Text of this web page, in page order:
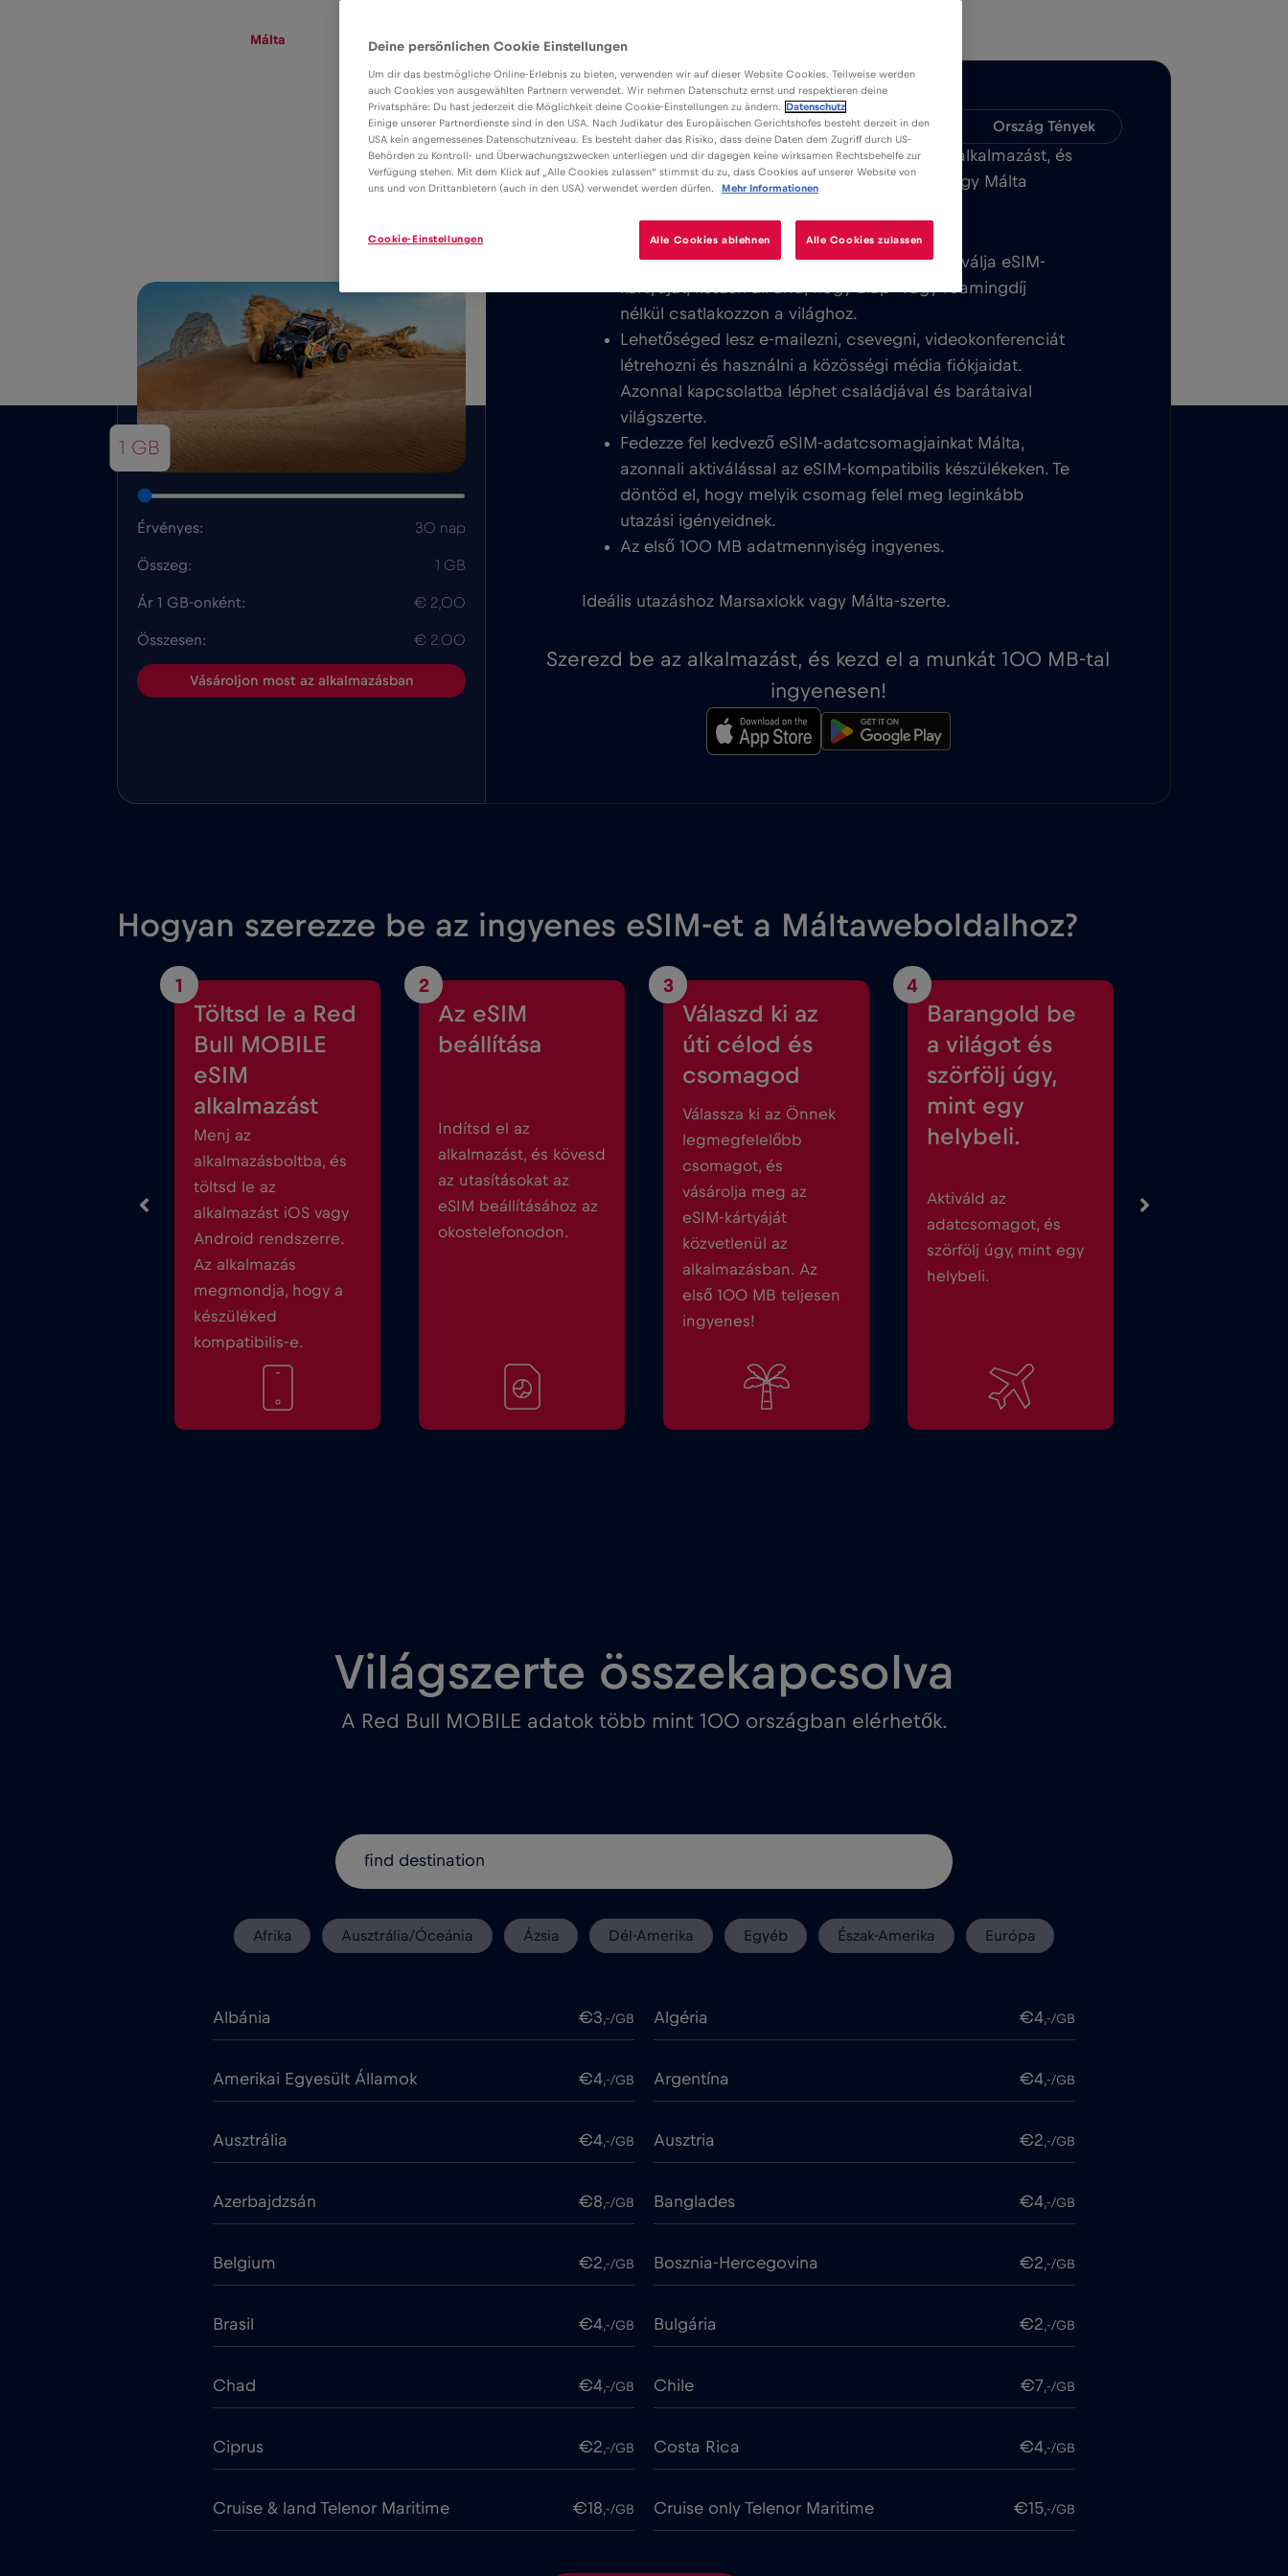
Málta
2€/GB
1 GB
Érvényes: 30 nap
Összeg: 1 GB
Ár 1 GB-onként: € 2,00
Összesen: € 2.00
Vásároljon most az alkalmazásban
Előnyök Leírás Kompatibilitás Ország Tények
Töltse le a könnyen telepíthető Red Bull MOBILE alkalmazást, és
élvezze a korlátlan mobilinternetet Marsaxlokk vagy Málta
Soha nem számítunk fel alapdíjat. Amint aktiválja eSIM-
kártyáját, készen áll arra, hogy alap- vagy roamingdíj
nélkül csatlakozzon a világhoz.
Lehetőséged lesz e-mailezni, csevegni, videokonferenciát
létrehozni és használni a közösségi média fiókjaidat.
Azonnal kapcsolatba léphet családjával és barátaival
világszerte.
Fedezze fel kedvező eSIM-adatcsomagjainkat Málta,
azonnali aktiválással az eSIM-kompatibilis készülékeken. Te
döntöd el, hogy melyik csomag felel meg leginkább
utazási igényeidnek.
Az első 100 MB adatmennyiség ingyenes.
Ideális utazáshoz Marsaxlokk vagy Málta-szerte.
Szerezd be az alkalmazást, és kezd el a munkát 100 MB-tal
ingyenesen!
Hogyan szerezze be az ingyenes eSIM-et a Máltaweboldalhoz?
1
Töltsd le a Red
Bull MOBILE
eSIM
alkalmazást
Menj az
alkalmazásboltba, és
töltsd le az
alkalmazást iOS vagy
Android rendszerre.
Az alkalmazás
megmondja, hogy a
készüléked
kompatibilis-e.
2
Az eSIM
beállítása
Indítsd el az
alkalmazást, és kövesd
az utasításokat az
eSIM beállításához az
okostelefonodon.
3
Válaszd ki az
úti célod és
csomagod
Válassza ki az Önnek
legmegfelelőbb
csomagot, és
vásárolja meg az
eSIM-kártyáját
közvetlenül az
alkalmazásban. Az
első 100 MB teljesen
ingyenes!
4
Barangold be
a világot és
szörfölj úgy,
mint egy
helybeli.
Aktiváld az
adatcsomagot, és
szörfölj úgy, mint egy
helybeli.
Világszerte összekapcsolva
A Red Bull MOBILE adatok több mint 100 országban elérhetők.
Afrika Ausztrália/Óceánia Ázsia Dél-Amerika Egyéb Észak-Amerika Európa
Albánia €3,-/GB Algéria €4,-/GB
Amerikai Egyesült Államok €4,-/GB Argentína €4,-/GB
Ausztrália €4,-/GB Ausztria €2,-/GB
Azerbajdzsán €8,-/GB Banglades €4,-/GB
Belgium €2,-/GB Bosznia-Hercegovina €2,-/GB
Brasil €4,-/GB Bulgária €2,-/GB
Chad €4,-/GB Chile €7,-/GB
Ciprus €2,-/GB Costa Rica €4,-/GB
Cruise & land Telenor Maritime €18,-/GB Cruise only Telenor Maritime €15,-/GB
€2,-/GB Dánia
Deine persönlichen Cookie Einstellungen
Um dir das bestmögliche Online-Erlebnis zu bieten, verwenden wir auf dieser Website Cookies. Teilweise werden
auch Cookies von ausgewählten Partnern verwendet. Wir nehmen Datenschutz ernst und respektieren deine
Privatsphäre: Du hast jederzeit die Möglichkeit deine Cookie-Einstellungen zu ändern.
Datenschutz
Einige unserer Partnerdienste sind in den USA. Nach Judikatur des Europäischen Gerichtshofes besteht derzeit in den
USA kein angemessenes Datenschutzniveau. Es besteht daher das Risiko, dass deine Daten dem Zugriff durch US-
Behörden zu Kontroll- und Überwachungszwecken unterliegen und dir dagegen keine wirksamen Rechtsbehelfe zur
Verfügung stehen. Mit dem Klick auf „Alle Cookies zulassen“ stimmst du zu, dass Cookies auf unserer Website von
uns und von Drittanbietern (auch in den USA) verwendet werden dürfen.
Mehr Informationen
Alle Cookies ablehnen Alle Cookies zulassen
Cookie-Einstellungen